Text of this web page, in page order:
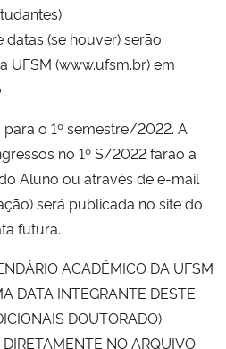
(se houver) serão
UFSM (www.ufsm.br) em
o 1º semestre/2022. A
no 1º S/2022 farão a
Aluno ou através de e-mail
será publicada no site do
futura.
ACADÊMICO DA UFSM
DATA INTEGRANTE DESTE
DOUTORADO)
NO ARQUIVO